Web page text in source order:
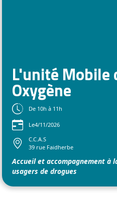
L'unité Mobile
Oxygène
De 10h à 11h
Le4/11/2026
C.C.A.S
39 rue Faidherbe
Accueil et accompagnement à
usagers de drogues